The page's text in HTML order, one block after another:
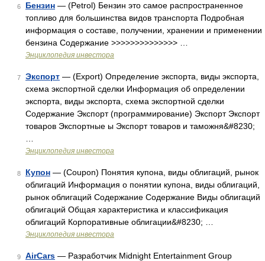
6 Бензин — (Petrol) Бензин это самое распространенное
топливо для большинства видов транспорта Подробная
информация о составе, получении, хранении и применении
бензина Содержание >>>>>>>>>>>>>> …
Энциклопедия инвестора
7 Экспорт — (Export) Определение экспорта, виды экспорта,
схема экспортной сделки Информация об определении
экспорта, виды экспорта, схема экспортной сделки
Содержание Экспорт (программирование) Экспорт Экспорт
товаров Экспортные ы Экспорт товаров и таможня&#8230;
Энциклопедия инвестора
8 Купон — (Coupon) Понятия купона, виды облигаций, рынок
облигаций Информация о понятии купона, виды облигаций,
рынок облигаций Содержание Содержание Виды облигаций
облигаций Общая характеристика и классификация
облигаций Корпоративные облигации&#8230; …
Энциклопедия инвестора
9 AirCars — Разработчик Midnight Entertainment Group